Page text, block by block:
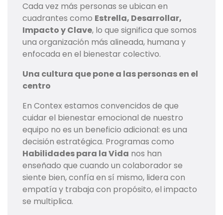
Cada vez más personas se ubican en
cuadrantes como Estrella, Desarrollar,
Impacto y Clave, lo que significa que somos
una organización más alineada, humana y
enfocada en el bienestar colectivo.
Una cultura que pone a las personas en el
centro
En Contex estamos convencidos de que
cuidar el bienestar emocional de nuestro
equipo no es un beneficio adicional: es una
decisión estratégica. Programas como
Habilidades para la Vida nos han
enseñado que cuando un colaborador se
siente bien, confía en sí mismo, lidera con
empatía y trabaja con propósito, el impacto
se multiplica.